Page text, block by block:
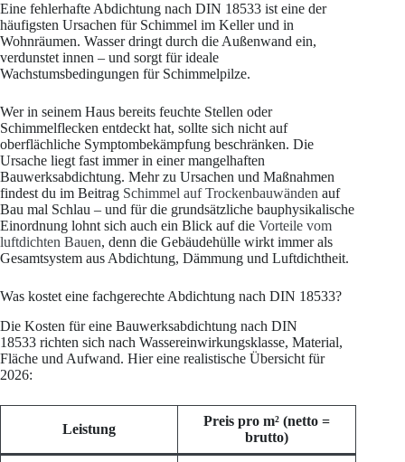
Eine fehlerhafte Abdichtung nach DIN 18533 ist eine der
häufigsten Ursachen für Schimmel im Keller und in
Wohnräumen. Wasser dringt durch die Außenwand ein,
verdunstet innen – und sorgt für ideale
Wachstumsbedingungen für Schimmelpilze.
Wer in seinem Haus bereits feuchte Stellen oder
Schimmelflecken entdeckt hat, sollte sich nicht auf
oberflächliche Symptombekämpfung beschränken. Die
Ursache liegt fast immer in einer mangelhaften
Bauwerksabdichtung. Mehr zu Ursachen und Maßnahmen
findest du im Beitrag Schimmel auf Trockenbauwänden auf
Bau mal Schlau – und für die grundsätzliche bauphysikalische
Einordnung lohnt sich auch ein Blick auf die Vorteile vom
luftdichten Bauen, denn die Gebäudehülle wirkt immer als
Gesamtsystem aus Abdichtung, Dämmung und Luftdichtheit.
Was kostet eine fachgerechte Abdichtung nach DIN 18533?
Die Kosten für eine Bauwerksabdichtung nach DIN
18533 richten sich nach Wassereinwirkungsklasse, Material,
Fläche und Aufwand. Hier eine realistische Übersicht für
2026:
Leistung
Preis pro m² (netto =
brutto)